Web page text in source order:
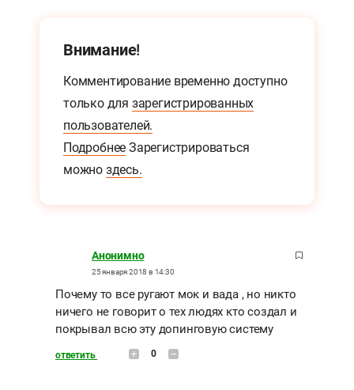
Внимание!
Комментирование временно доступно
только для зарегистрированных
пользователей.
Подробнее Зарегистрироваться
можно здесь.
Анонимно
25 января 2018 в 14:30
Почему то все ругают мок и вада , но никто
ничего не говорит о тех людях кто создал и
покрывал всю эту допинговую систему
ответить 0